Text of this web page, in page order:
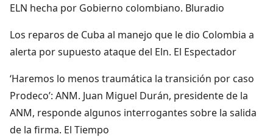
ELN hecha por Gobierno colombiano. Bluradio
Los reparos de Cuba al manejo que le dio Colombia a
alerta por supuesto ataque del Eln. El Espectador
‘Haremos lo menos traumática la transición por caso
Prodeco’: ANM. Juan Miguel Durán, presidente de la
ANM, responde algunos interrogantes sobre la salida
de la firma. El Tiempo